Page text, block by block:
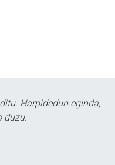
Harpidedun eginda,
duzu.